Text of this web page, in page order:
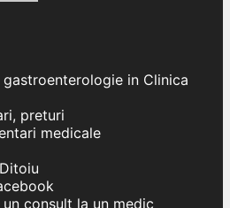
in Clinica
preturi
medicale
consult la un medic